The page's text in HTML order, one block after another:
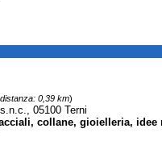
distanza: 0,39 km)
05100 Terni
collane, gioielleria, idee